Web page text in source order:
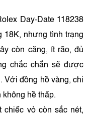
Day-Date 118238
18K, nhưng tình trạng
còn căng, ít rão, đủ
chắc chắn sẽ được
Với đồng hồ vàng, chi
hề thấp.
chiếc vỏ còn sắc nét,